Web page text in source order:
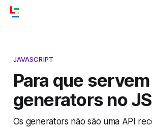
JAVASCRIPT
Para que
generators no
Os generators não são uma API